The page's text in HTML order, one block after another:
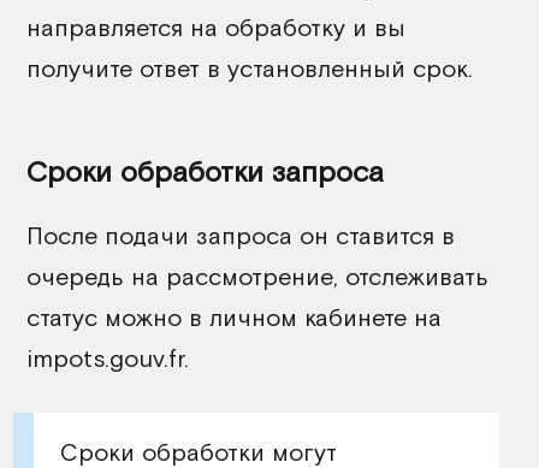
направляется на обработку и вы
получите ответ в установленный срок.
Сроки обработки запроса
После подачи запроса он ставится в
очередь на рассмотрение, отслеживать
статус можно в личном кабинете на
impots.gouv.fr.
Сроки обработки могут